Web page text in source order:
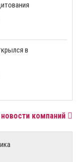
в
новости компаний